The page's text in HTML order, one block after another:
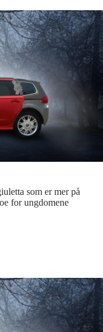
som er mer på
for ungdomene